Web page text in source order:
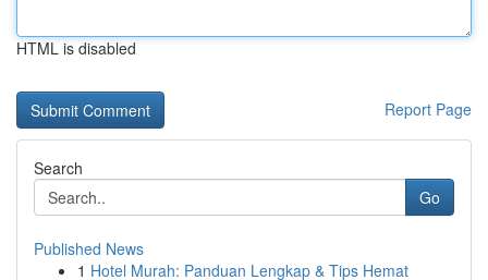
HTML is disabled
Report Page
Search
Go
Published News
1 Hotel Murah: Panduan Lengkap & Tips Hemat